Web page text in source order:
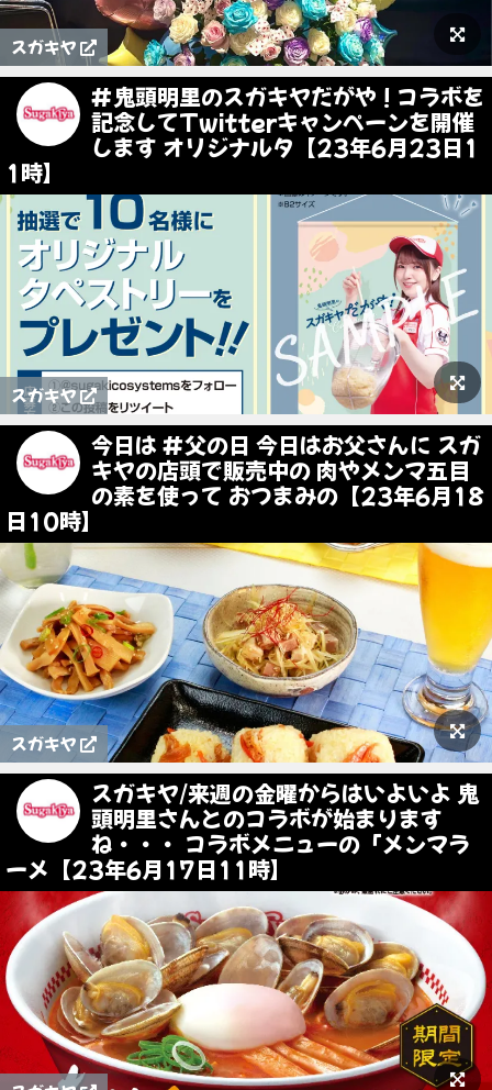
スガキヤ
#鬼頭明里のスガキヤだがや ! コラボを
記念してTwitterキャンペーンを開催
します オリジナルタ【23年6月23日1
1時】
スガキヤ
今日は #父の日 今日はお父さんに スガ
キヤの店頭で販売中の 肉やメンマ五目
の素を使って おつまみの【23年6月18
日10時】
スガキヤ
スガキヤ/来週の金曜からはいよいよ 鬼
頭明里さんとのコラボが始まります
ね・・・ コラボメニューの「メンマラ
ーメ【23年6月17日11時】